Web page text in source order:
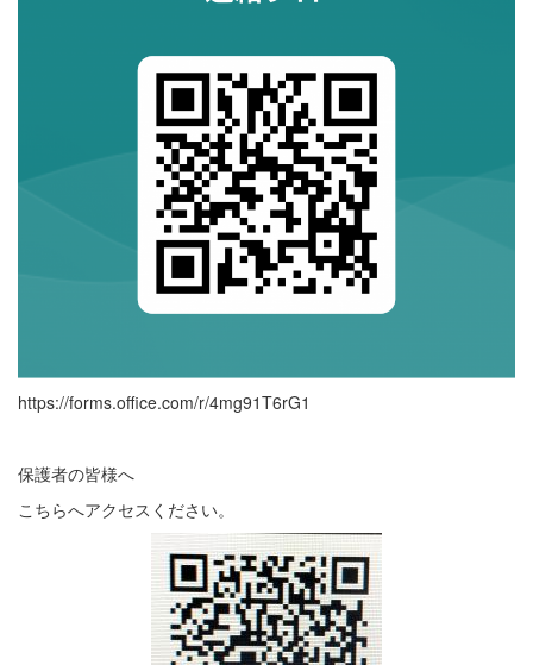
https://forms.office.com/r/4mg91T6rG1
保護者の皆様へ
こちらへアクセスください。